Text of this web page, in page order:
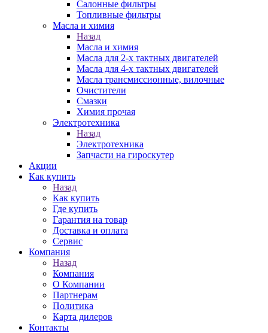
Салонные фильтры
Топливные фильтры
Масла и химия
Назад
Масла и химия
Масла для 2-х тактных двигателей
Масла для 4-х тактных двигателей
Масла трансмиссионные, вилочные
Очистители
Смазки
Химия прочая
Электротехника
Назад
Электротехника
Запчасти на гироскутер
Акции
Как купить
Назад
Как купить
Где купить
Гарантия на товар
Доставка и оплата
Сервис
Компания
Назад
Компания
О Компании
Партнерам
Политика
Карта дилеров
Контакты